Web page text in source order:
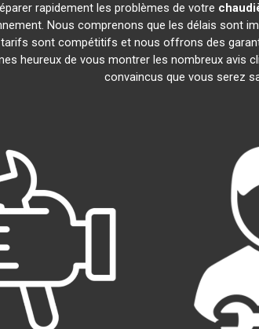
rapidement les problèmes de votre
Nous comprenons que les délais sont
sont compétitifs et nous offrons des
heureux de vous montrer les nombreux avis
convaincus que vous serez